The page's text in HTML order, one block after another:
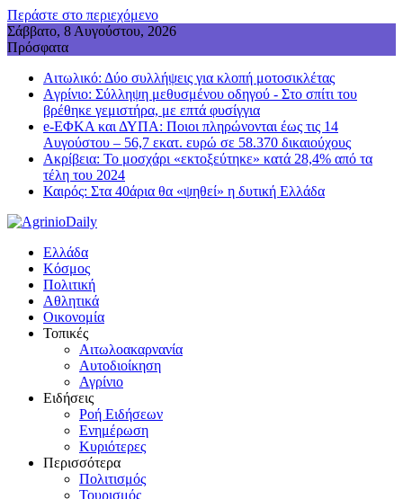
Περάστε στο περιεχόμενο
Σάββατο, 8 Αυγούστου, 2026
Πρόσφατα
Aιτωλικό: Δύο συλλήψεις για κλοπή μοτοσικλέτας
Aγρίνιο: Σύλληψη μεθυσμένου οδηγού - Στο σπίτι του
βρέθηκε γεμιστήρα, με επτά φυσίγγια
e-ΕΦΚΑ και ΔΥΠΑ: Ποιοι πληρώνονται έως τις 14
Αυγούστου – 56,7 εκατ. ευρώ σε 58.370 δικαιούχους
Ακρίβεια: Το μοσχάρι «εκτοξεύτηκε» κατά 28,4% από τα
τέλη του 2024
Καιρός: Στα 40άρια θα «ψηθεί» η δυτική Ελλάδα
Ελλάδα
Κόσμος
Πολιτική
Αθλητικά
Οικονομία
Τοπικές
Αιτωλοακαρνανία
Αυτοδιοίκηση
Αγρίνιο
Ειδήσεις
Ροή Ειδήσεων
Ενημέρωση
Κυριότερες
Περισσότερα
Πολιτισμός
Τουρισμός